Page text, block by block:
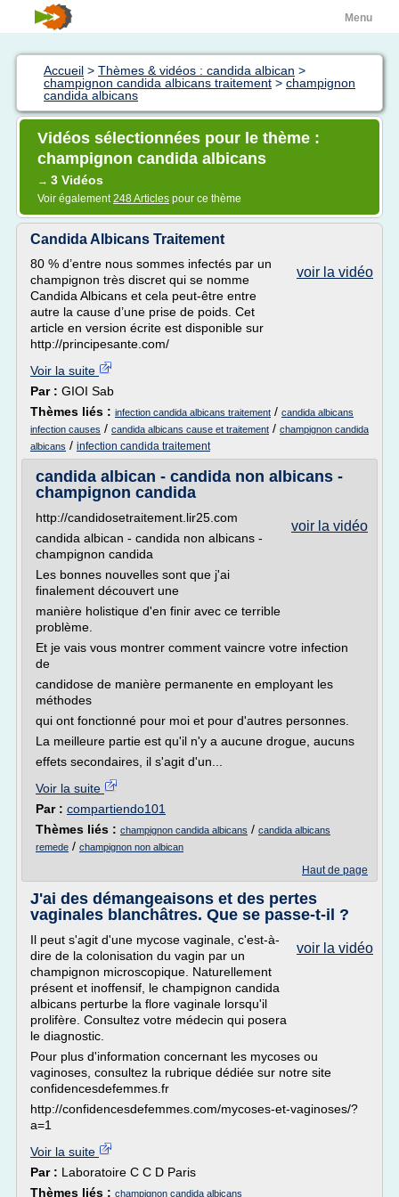
Menu
Accueil > Thèmes & vidéos : candida albican >
champignon candida albicans traitement > champignon
candida albicans
Vidéos sélectionnées pour le thème :
champignon candida albicans
→ 3 Vidéos
Voir également248 Articles pour ce thème
Candida Albicans Traitement
voir la vidéo
80 % d’entre nous sommes infectés par un
champignon très discret qui se nomme
Candida Albicans et cela peut-être entre
autre la cause d’une prise de poids. Cet
article en version écrite est disponible sur
http://principesante.com/
Voir la suite
Par : GIOI Sab
Thèmes liés : infection candida albicans traitement / candida albicans
infection causes / candida albicans cause et traitement / champignon candida
albicans / infection candida traitement
candida albican - candida non albicans -
champignon candida
voir la vidéo
http://candidosetraitement.lir25.com
candida albican - candida non albicans -
champignon candida
Les bonnes nouvelles sont que j'ai
finalement découvert une
manière holistique d'en finir avec ce terrible
problème.
Et je vais vous montrer comment vaincre votre infection
de
candidose de manière permanente en employant les
méthodes
qui ont fonctionné pour moi et pour d'autres personnes.
La meilleure partie est qu'il n'y a aucune drogue, aucuns
effets secondaires, il s'agit d'un...
Voir la suite
Par : compartiendo101
Thèmes liés : champignon candida albicans / candida albicans
remede / champignon non albican
Haut de page
J'ai des démangeaisons et des pertes
vaginales blanchâtres. Que se passe-t-il ?
voir la vidéo
Il peut s'agit d'une mycose vaginale, c'est-à-
dire de la colonisation du vagin par un
champignon microscopique. Naturellement
présent et inoffensif, le champignon candida
albicans perturbe la flore vaginale lorsqu'il
prolifère. Consultez votre médecin qui posera
le diagnostic.
Pour plus d'information concernant les mycoses ou
vaginoses, consultez la rubrique dédiée sur notre site
confidencesdefemmes.fr
http://confidencesdefemmes.com/mycoses-et-vaginoses/?
a=1
Voir la suite
Par : Laboratoire C C D Paris
Thèmes liés : champignon candida albicans